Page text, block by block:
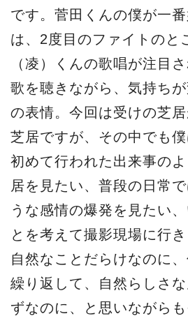
です。菅田くんの僕が一
は、2度目のファイトのと
（凌）くんの歌唱が注目
歌を聴きながら、気持ち
の表情。今回は受けの芝
芝居ですが、その中でも僕
初めて行われた出来事の
居を見たい、普段の日常
うな感情の爆発を見たい
とを考えて撮影現場に行
自然なことだらけなのに
繰り返して、自然らしさ
ずなのに、と思いながら